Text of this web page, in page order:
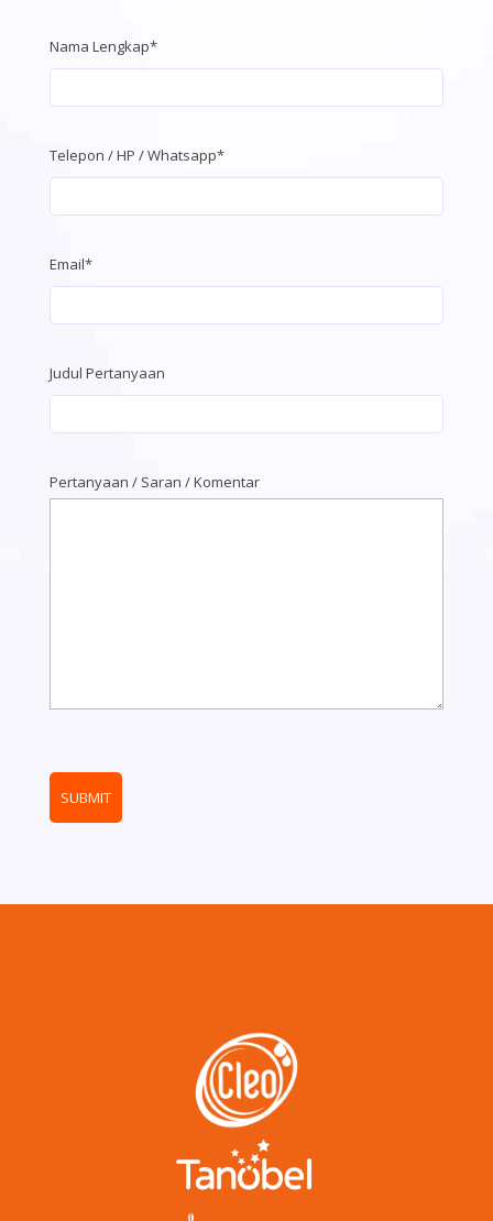
Nama Lengkap*
Telepon / HP / Whatsapp*
Email*
Judul Pertanyaan
Pertanyaan / Saran / Komentar